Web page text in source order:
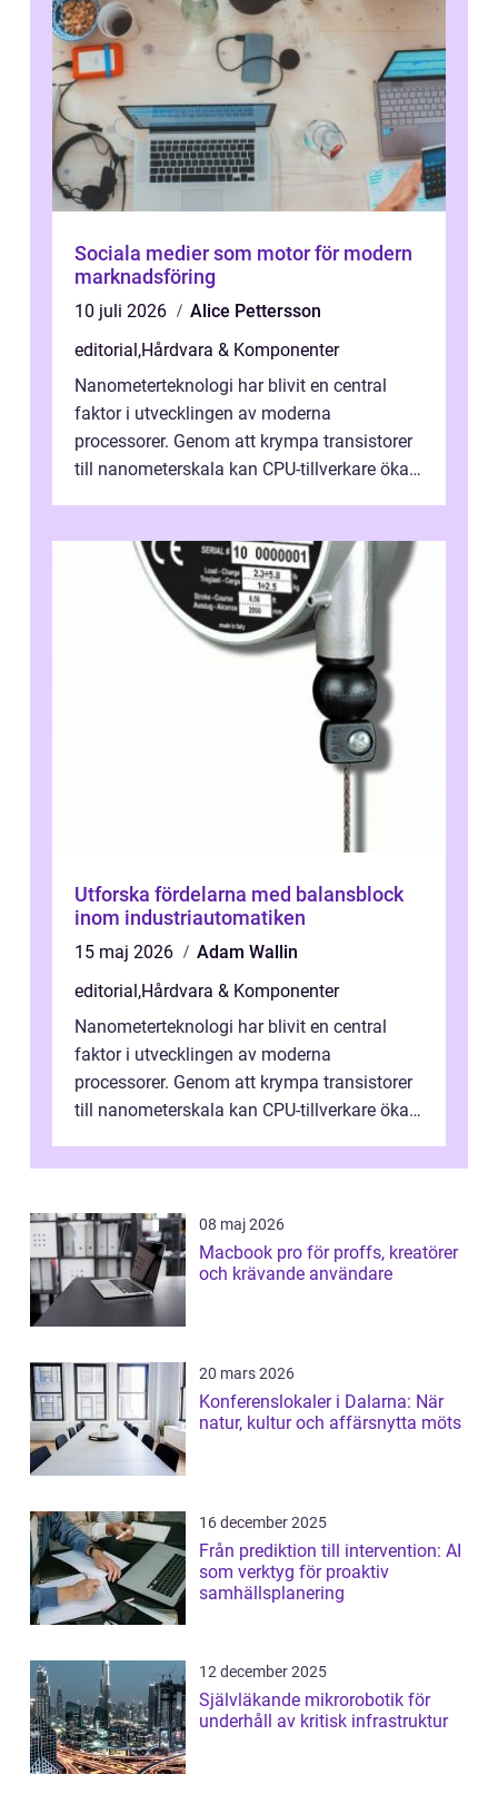
Sociala medier som motor för modern
marknadsföring
10 juli 2026
Alice Pettersson
editorial,Hårdvara & Komponenter
Nanometerteknologi har blivit en central
faktor i utvecklingen av moderna
processorer. Genom att krympa transistorer
till nanometerskala kan CPU-tillverkare öka
Utforska fördelarna med balansblock
inom industriautomatiken
15 maj 2026
Adam Wallin
editorial,Hårdvara & Komponenter
Nanometerteknologi har blivit en central
faktor i utvecklingen av moderna
processorer. Genom att krympa transistorer
till nanometerskala kan CPU-tillverkare öka
08 maj 2026
Macbook pro för proffs, kreatörer
och krävande användare
20 mars 2026
Konferenslokaler i Dalarna: När
natur, kultur och affärsnytta möts
16 december 2025
Från prediktion till intervention: AI
som verktyg för proaktiv
samhällsplanering
12 december 2025
Självläkande mikrorobotik för
underhåll av kritisk infrastruktur